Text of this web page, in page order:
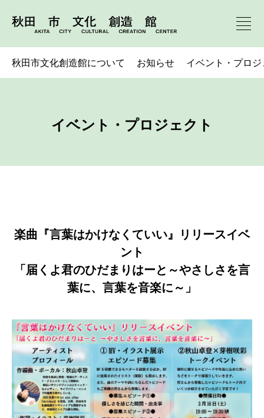
秋田市文化創造館について お知らせ イベント・プロ
イベント・プロジェクト
楽曲『言葉はかけなくていい』リリースイベ
ント
「届くよ君のひだまりはーと～やさしさを言
葉に、言葉を音楽に～」